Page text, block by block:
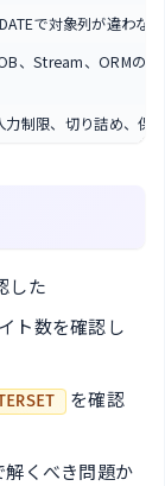
で対象列が違わな
、Stream、ORMの型
力制限、切り詰め、保
した
ト数を確認し
を確認
くべき問題か